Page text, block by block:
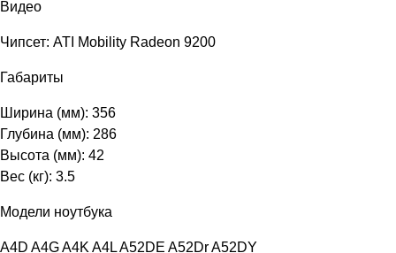
Видео
Чипсет: ATI Mobility Radeon 9200
Габариты
Ширина (мм): 356
Глубина (мм): 286
Высота (мм): 42
Вес (кг): 3.5
Модели ноутбука
A4D A4G A4K A4L A52DE A52Dr A52DY